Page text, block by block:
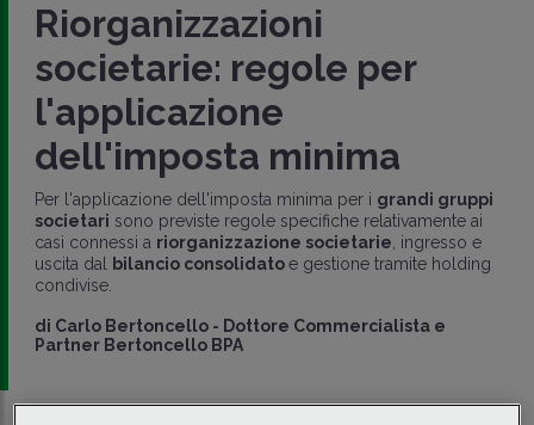
Riorganizzazioni
societarie: regole per
l'applicazione
dell'imposta minima
Per l'applicazione dell'imposta minima per i grandi gruppi
societari sono previste regole specifiche relativamente ai
casi connessi a riorganizzazione societarie , ingresso e
uscita dal
bilancio consolidatoe gestione tramite holding
condivise.
di Carlo Bertoncello - Dottore Commercialista e
Partner Bertoncello BPA